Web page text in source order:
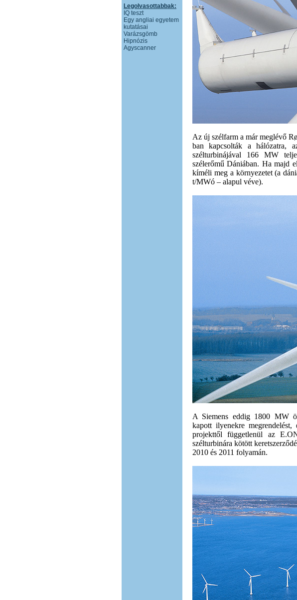
Legolvasottabbak:
IQ teszt
Egy angliai egyetem
kutatásai
Varázsgömb
Hipnózis
Agyscanner
Az új szélfarm a már meglévő
ban kapcsolták a
szélturbinájával 166 MW
szélerőmű Dániában. Ha majd
kíméli meg a környezetet (a
t/MWó – alapul véve).
A Siemens eddig 1800 MW
kapott ilyenekre
projekttől függetlenül az
szélturbinára kötött
2010 és 2011 folyamán.